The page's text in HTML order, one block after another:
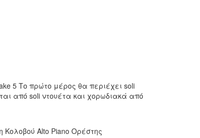
5 Το πρώτο μέρος θα περιέχει soli
από soli ντουέτα και χορωδιακά από
Κολοβού Alto Piano Ορέστης